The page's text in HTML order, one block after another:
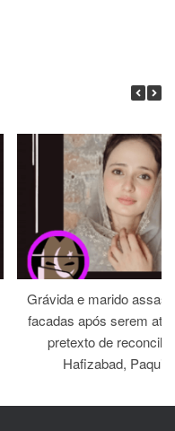
Grávida e marido
facadas após serem
pretexto de
Hafizabad,